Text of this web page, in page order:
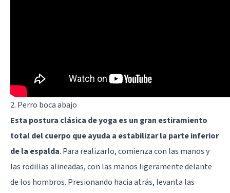
2. Perro boca abajo
Esta postura clásica de yoga es un gran estiramiento
total del cuerpo que ayuda a estabilizar la parte inferior
de la espalda. Para realizarlo, comienza con las manos y
las rodillas alineadas, con las manos ligeramente delante
de los hombros. Presionando hacia atrás, levanta las